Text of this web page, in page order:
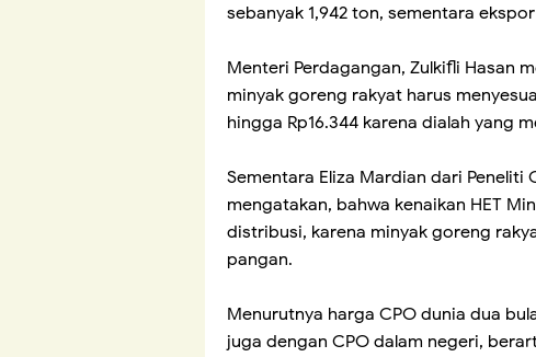
sebanyak 1,942 ton, sementara
Menteri Perdagangan, Zulkifli Hasan
minyak goreng rakyat harus
hingga Rp16.344 karena dialah yang
Sementara Eliza Mardian dari Peneliti
mengatakan, bahwa kenaikan HET
distribusi, karena minyak goreng
pangan.
Menurutnya harga CPO dunia dua
juga dengan CPO dalam negeri,